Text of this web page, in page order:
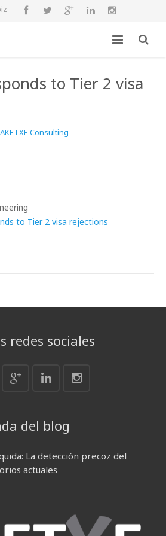
to Tier 2 visa
AKETXE Consulting
to Tier 2 visa rejections
redes sociales
del blog
La detección precoz del
actuales